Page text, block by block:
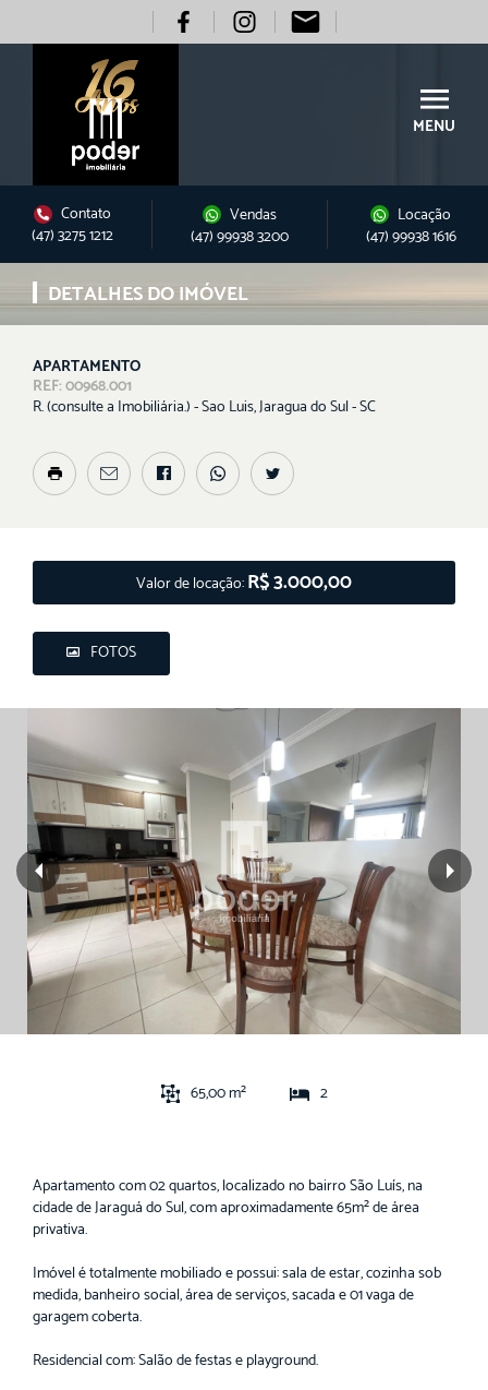
MENU
Contato
(47) 3275 1212
Vendas
(47) 99938 3200
Locação
(47) 99938 1616
DETALHES DO IMÓVEL
APARTAMENTO
REF: 00968.001
R. (consulte a Imobiliária.) - Sao Luis, Jaragua do Sul - SC
FOTOS
Valor de locação:R$ 3.000,00
65,00 m² 2
Apartamento com 02 quartos, localizado no bairro São Luís, na
cidade de Jaraguá do Sul, com aproximadamente 65m² de área
privativa.
Imóvel é totalmente mobiliado e possui: sala de estar, cozinha sob
medida, banheiro social, área de serviços, sacada e 01 vaga de
garagem coberta.
Residencial com: Salão de festas e playground.